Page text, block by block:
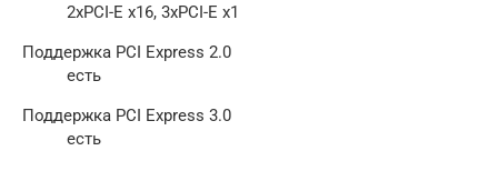
2xPCI-E x16, 3xPCI-E x1
Поддержка PCI Express 2.0
есть
Поддержка PCI Express 3.0
есть